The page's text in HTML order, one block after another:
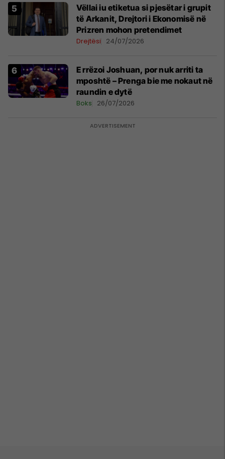
Vëllai iu etiketua si pjesëtar i grupit
të Arkanit, Drejtori i Ekonomisë në
Prizren mohon pretendimet
Drejtësi 24/07/2026
E rrëzoi Joshuan, por nuk arriti ta
mposhtë – Prenga bie me nokaut në
raundin e dytë
Boks 26/07/2026